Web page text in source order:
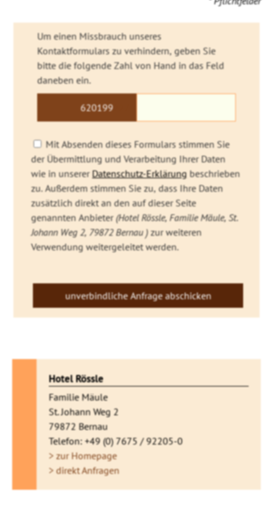
Um einen Missbrauch unseres
Kontaktformulars zu verhindern, geben Sie
bitte die folgende Zahl von Hand in das Feld
daneben ein.
620199227
Mit Absenden dieses Formulars stimmen Sie
der Übermittlung und Verarbeitung Ihrer Daten
wie in unsererDatenschutz-Erklärung beschrieben
zu. Außerdem stimmen Sie zu, dass Ihre Daten
zusätzlich direkt an den auf dieser Seite
genannten Anbieter(Hotel Rössle, Familie Mäule, St.
Johann Weg 2, 79872 Bernau )zur weiteren
Verwendung weitergeleitet werden.
Hotel Rössle
Familie Mäule
St. Johann Weg 2
79872 Bernau
Telefon: +49 (0) 7675 / 92205-0
> zur Homepage
> direkt Anfragen